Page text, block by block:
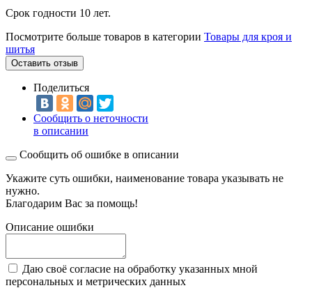
Срок годности 10 лет.
Посмотрите больше товаров в категории Товары для кроя и
шитья
Оставить отзыв
Поделиться
Сообщить о неточности
в описании
Сообщить об ошибке в описании
Укажите суть ошибки, наименование товара указывать не
нужно.
Благодарим Вас за помощь!
Описание ошибки
Даю своё согласие на обработку указанных мной
персональных и метрических данных